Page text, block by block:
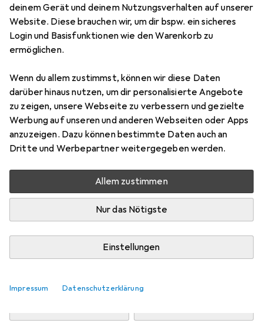
deinem Gerät und deinem Nutzungsverhalten auf unserer
Website. Diese brauchen wir, um dir bspw. ein sicheres
Login und Basisfunktionen wie den Warenkorb zu
ermöglichen.
Wenn du allem zustimmst, können wir diese Daten
darüber hinaus nutzen, um dir personalisierte Angebote
zu zeigen, unsere Webseite zu verbessern und gezielte
Werbung auf unseren und anderen Webseiten oder Apps
anzuzeigen. Dazu können bestimmte Daten auch an
Dritte und Werbepartner weitergegeben werden.
Allem zustimmen
Nur das Nötigste
Einstellungen
Impressum Datenschutzerklärung
5 Bilder
DiposDisplayschutzfolie Crystalclear
Preis in EUR inkl. MwSt.
EUR
5,89
Bewertungen Marke
Mehr von Dipos
Mo, 10.8. geliefert
Mehr als 10 Stück an Lager beim Drittanbieter
Lieferort angeben für genaue Lieferzeit